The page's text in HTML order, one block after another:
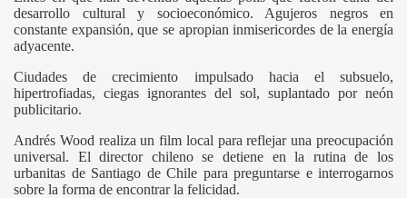
desarrollo cultural y socioeconómico. Agujeros negros en
constante expansión, que se apropian inmisericordes de la energía
adyacente.
Ciudades de crecimiento impulsado hacia el subsuelo,
hipertrofiadas, ciegas ignorantes del sol, suplantado por neón
publicitario.
Andrés Wood realiza un film local para reflejar una preocupación
universal. El director chileno se detiene en la rutina de los
urbanitas de Santiago de Chile para preguntarse e interrogarnos
sobre la forma de encontrar la felicidad.